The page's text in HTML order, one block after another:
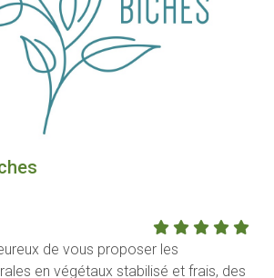
de vous proposer les
en végétaux stabilisé et frais, des